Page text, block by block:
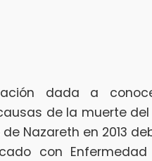
dada a
de la muerte
Nazareth en 2013
con Enfermedad